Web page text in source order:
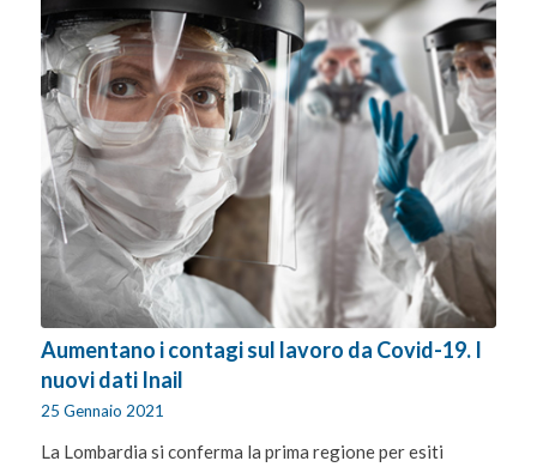
Aumentano i contagi sul lavoro da Covid-19. I
nuovi dati Inail
25 Gennaio 2021
La Lombardia si conferma la prima regione per esiti